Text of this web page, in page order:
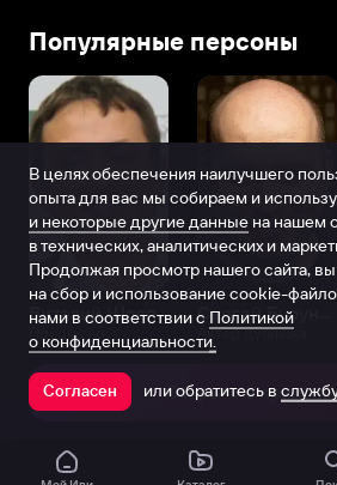
Популярные персоны
Виталий Шляппо
Продюсер Актёр дубляжа
Открыть в
В целях обеспечения наилучшего
опыта для вас мы собираем и
и некоторые другие данные на нашем
в технических, аналитических и
Продолжая просмотр нашего сайта,
на сбор и использование cookie-
нами в соответствии с Политикой
о конфиденциальности.
Согласен или обратитесь в